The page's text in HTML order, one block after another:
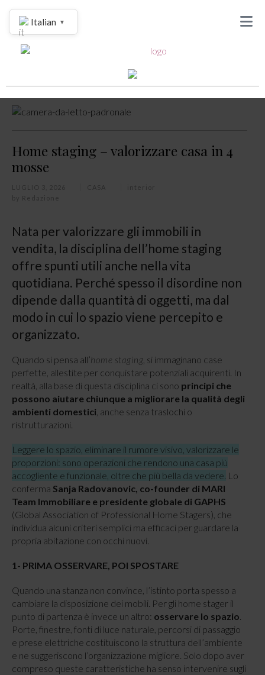
Home staging – valorizzare casa in 4
mosse
LUGLIO 3, 2026 CASA
interior
by
Redazione
Nata per valorizzare gli immobili in
vendita, la disciplina dell’home staging
offre spunti utili anche nella vita
quotidiana. Perché spesso il disordine non
dipende dalla quantità di oggetti, ma dal
modo in cui lo spazio viene percepito e
organizzato.
Quando si pensa all’home staging , si immaginano case
perfette, allestite per conquistare potenziali acquirenti. In
realtà, alla base di questa disciplina ci sono principi che
possono aiutare chiunque a migliorare la qualità degli
ambienti domestici , anche senza traslochi o
ristrutturazioni.
Leggere lo spazio, eliminare il rumore visivo, valorizzare le
proporzioni: sono operazioni che rendono una casa più
accogliente e funzionale, oltre che più bella da vedere. Lo
conferma Sanja Radovanovic, co-founder di MARI
Team Immobiliare e presidente globale di GAPHS
(Global Association of Professional Home Stagers), che
individua alcuni criteri semplici ma efficaci per guardare la
propria abitazione con occhi nuovi.
1- PRIMA OSSERVARE, POI SPOSTARE
Quando una stanza non convince, l’istinto porta spesso a
cambiare la disposizione dei mobili. Per gli home stager il
punto di partenza è invece un altro: osservare lo spazio
Porte, finestre, fonti di luce naturale, percorsi di passaggio
e prese elettriche costituiscono la struttura dell’ambiente
e ne suggeriscono l’organizzazione migliore. Solo dopo aver
compreso queste caratteristiche ha senso intervenire sugli
Italian ▼